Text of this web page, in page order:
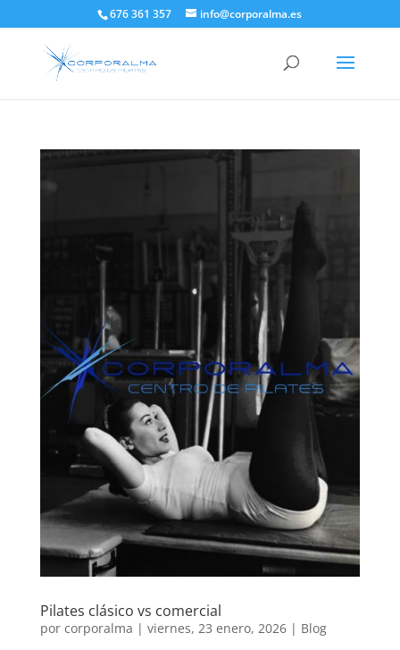
676 361 357 info@corporalma.es
Pilates clásico vs comercial
por corporalma | viernes, 23 enero, 2026| Blog